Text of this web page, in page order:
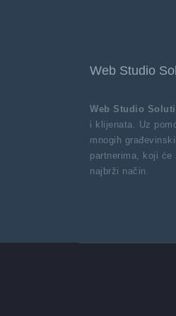
Web Studio
Web Studio
i klijenata. Uz
mnogih
partnerima, koji će
najbrži način.